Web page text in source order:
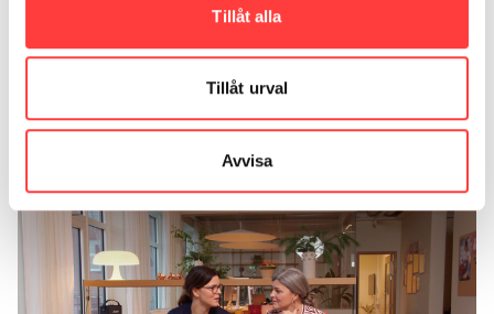
Tillåt alla
Tillåt urval
Avvisa
13:42